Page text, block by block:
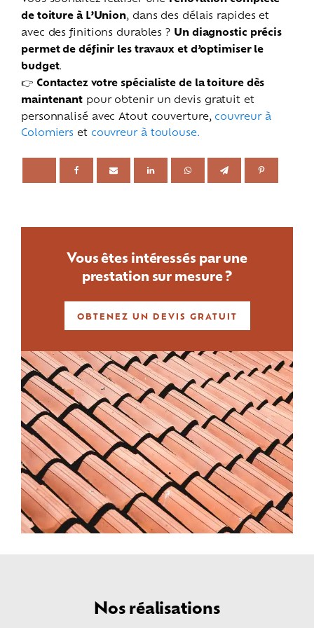
de toiture à L’Union, dans des délais rapides et
avec des finitions durables ? Un diagnostic précis
permet de définir les travaux et d’optimiser le
budget.
👉 Contactez votre spécialiste de la toiture dès
maintenant pour obtenir un devis gratuit et
personnalisé avec Atout couverture, couvreur à
Colomiers et couvreur à toulouse.
Vous êtes intéressés par une
prestation sur mesure ?
OBTENEZ UN DEVIS GRATUIT
Nos réalisations